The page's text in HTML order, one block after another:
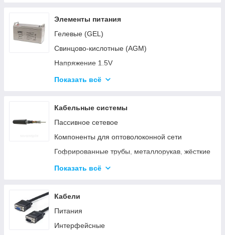
Элементы питания
Гелевые (GEL)
Свинцово-кислотные (AGM)
Напряжение 1.5V
Напряжение 3V
Напряжение 6V-9V
Напряжение 12V
Аксессуары для элементов питания
Показать всё
Кабельные системы
Пассивное сетевое
Компоненты для оптоволоконной сети
Гофрированные трубы, металлорукав, жёсткие
Показать всё
Кабели
Питания
Интерфейсные